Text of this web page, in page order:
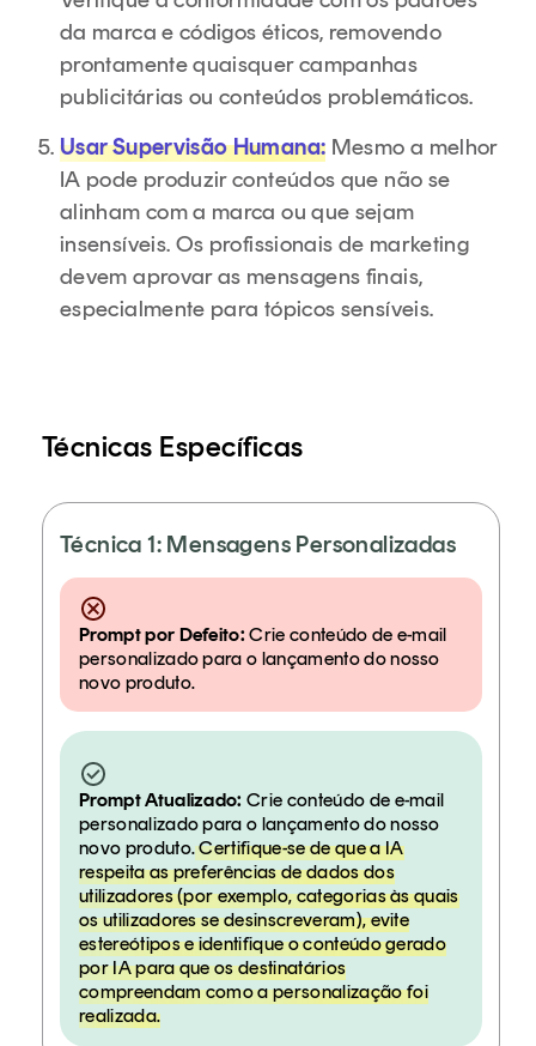
da marca e códigos éticos, removendo
prontamente quaisquer campanhas
publicitárias ou conteúdos problemáticos.
Usar Supervisão Humana: Mesmo a melhor
IA pode produzir conteúdos que não se
alinham com a marca ou que sejam
insensíveis. Os profissionais de marketing
devem aprovar as mensagens finais,
especialmente para tópicos sensíveis.
Técnicas Específicas
Técnica 1: Mensagens Personalizadas
Prompt por Defeito: Crie conteúdo de e-mail
personalizado para o lançamento do nosso
novo produto.
Prompt Atualizado: Crie conteúdo de e-mail
personalizado para o lançamento do nosso
novo produto.Certifique-se de que a IA
respeita as preferências de dados dos
utilizadores (por exemplo, categorias às quais
os utilizadores se desinscreveram), evite
estereótipos e identifique o conteúdo gerado
por IA para que os destinatários
compreendam como a personalização foi
realizada.